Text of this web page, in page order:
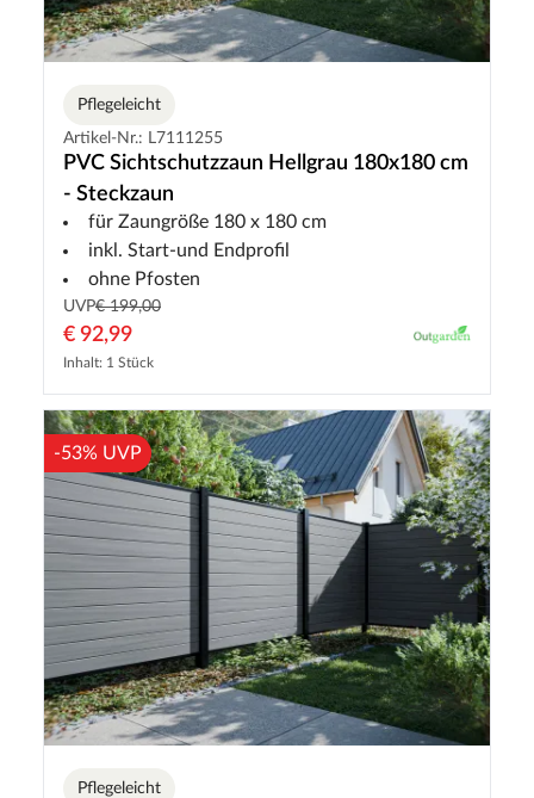
Pflegeleicht
Artikel-Nr.: L7111255
PVC Sichtschutzzaun Hellgrau 180x180 cm
- Steckzaun
für Zaungröße 180 x 180 cm
inkl. Start-und Endprofil
ohne Pfosten
UVP€ 199,00
€ 92,99
Inhalt: 1 Stück
-53% UVP
Pflegeleicht